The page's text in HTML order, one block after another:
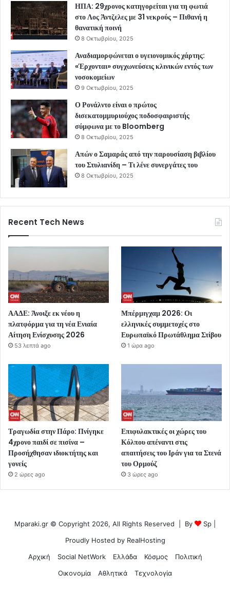
ΗΠΑ: 29χρονος κατηγορείται για τη φωτιά
στο Λος Άντζελες με 31 νεκρούς – Πιθανή η
θανατική ποινή
8 Οκτωβρίου, 2025
Αναδιαμορφώνεται ο υγειονομικός χάρτης:
«Έρχονται» συγχωνεύσεις κλινικών εντός των
νοσοκομείων
9 Οκτωβρίου, 2025
Ο Ρονάλντο είναι ο πρώτος
δισεκατομμυριούχος ποδοσφαιριστής
σύμφωνα με το Bloomberg
8 Οκτωβρίου, 2025
Απών ο Σαμαράς από την παρουσίαση βιβλίου
του Στυλιανίδη – Τι λένε συνεργάτες του
8 Οκτωβρίου, 2025
Recent Tech News
ΑΑΔΕ: Άνοιξε εκ νέου η
πλατφόρμα για τη νέα Ενιαία
Αίτηση Ενίσχυσης 2026
53 λεπτά ago
Μπέρμιγχαμ 2026: Οι
ελληνικές συμμετοχές στο
Ευρωπαϊκό Πρωτάθλημα Στίβου
1 ώρα ago
Τραγωδία στην Πάρο: Πνίγηκε
4χρονο παιδί σε πισίνα –
Προσήχθησαν ιδιοκτήτης και
γονείς
2 ώρες ago
Επιφυλακτικές οι χώρες του
Κόλπου απέναντι στις
απαιτήσεις του Ιράν για τα Στενά
του Ορμούζ
3 ώρες ago
Mparaki.gr © Copyright 2026, All Rights Reserved | By Sp
Proudly Hosted by RealHosting
Αρχική
Social NetWork Ελλάδα Κόσμος
Πολιτική
Οικονομία
Αθλητικά Τεχνολογία